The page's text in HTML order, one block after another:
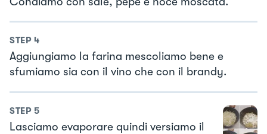
STEP 4
Aggiungiamo la farina mescoliamo bene e
sfumiamo sia con il vino che con il brandy.
STEP 5
Lasciamo evaporare quindi versiamo il